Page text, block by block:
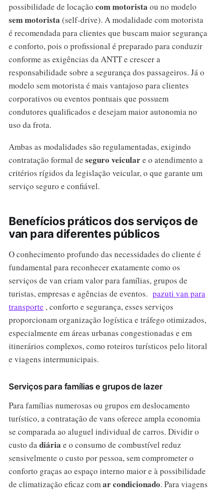
possibilidade de locação com motorista ou no modelo
sem motorista (self-drive). A modalidade com motorista
é recomendada para clientes que buscam maior segurança
e conforto, pois o profissional é preparado para conduzir
conforme as exigências da ANTT e crescer a
responsabilidade sobre a segurança dos passageiros. Já o
modelo sem motorista é mais vantajoso para clientes
corporativos ou eventos pontuais que possuem
condutores qualificados e desejam maior autonomia no
uso da frota.
Ambas as modalidades são regulamentadas, exigindo
contratação formal de seguro veiculare o atendimento a
critérios rígidos da legislação veicular, o que garante um
serviço seguro e confiável.
Benefícios práticos dos serviços de
van para diferentes públicos
O conhecimento profundo das necessidades do cliente é
fundamental para reconhecer exatamente como os
serviços de van criam valor para famílias, grupos de
turistas, empresas e agências de eventos. pazuti van para
transporte , conforto e segurança, esses serviços
proporcionam organização logística e tráfego otimizados,
especialmente em áreas urbanas congestionadas e em
itinerários complexos, como roteiros turísticos pelo litoral
e viagens intermunicipais.
Serviços para famílias e grupos de lazer
Para famílias numerosas ou grupos em deslocamento
turístico, a contratação de vans oferece ampla economia
se comparada ao aluguel individual de carros. Dividir o
custo dadiária e o consumo de combustível reduz
sensivelmente o custo por pessoa, sem comprometer o
conforto graças ao espaço interno maior e à possibilidade
de climatização eficaz comar condicionado. Para viagens